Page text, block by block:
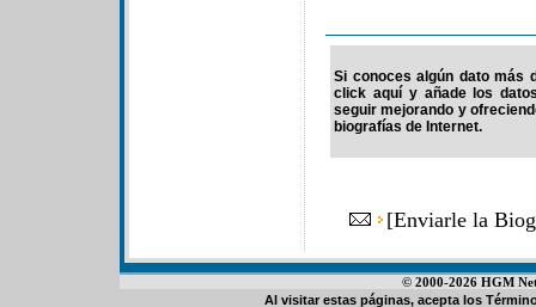
Si conoces algún dato más
click aquí y añade los
seguir mejorando y
biografías de Internet.
[Enviarle la
© 2000-2026 HGM
Al visitar estas páginas, acepta los